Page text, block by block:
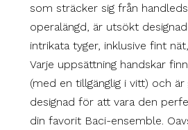
som sträcker sig från
operalängd, är utsökt
intrikata tyger, inklusive fint
Varje uppsättning handskar
(med en tillgänglig i vitt) och
designad för att vara den
din favorit Baci-ensemble.